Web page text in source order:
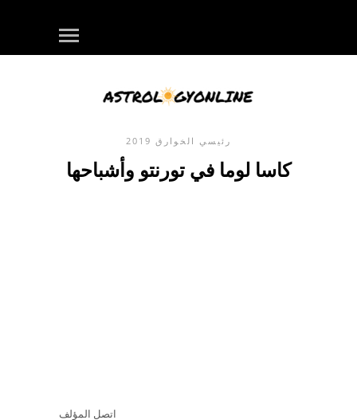
رئيسي الخوارق
كاسا لوما في تورنتو وأشباحها
اتصل المؤلف